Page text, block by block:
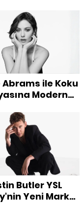
ile Koku
Modern
Butler YSL
Yeni Marka